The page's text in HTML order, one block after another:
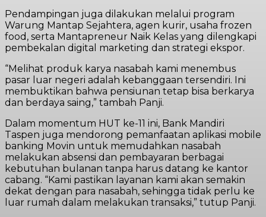
Pendampingan juga dilakukan melalui program
Warung Mantap Sejahtera, agen kurir, usaha frozen
food, serta Mantapreneur Naik Kelas yang dilengkapi
pembekalan digital marketing dan strategi ekspor.
“Melihat produk karya nasabah kami menembus
pasar luar negeri adalah kebanggaan tersendiri. Ini
membuktikan bahwa pensiunan tetap bisa berkarya
dan berdaya saing,” tambah Panji.
Dalam momentum HUT ke-11 ini, Bank Mandiri
Taspen juga mendorong pemanfaatan aplikasi mobile
banking Movin untuk memudahkan nasabah
melakukan absensi dan pembayaran berbagai
kebutuhan bulanan tanpa harus datang ke kantor
cabang. “Kami pastikan layanan kami akan semakin
dekat dengan para nasabah, sehingga tidak perlu ke
luar rumah dalam melakukan transaksi,” tutup Panji.